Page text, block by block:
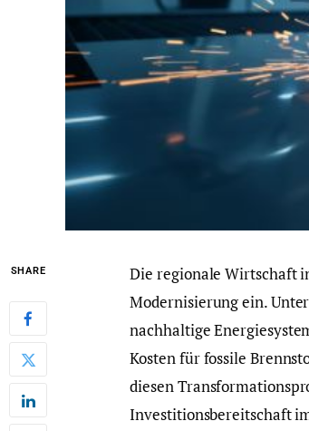
SHARE
Die regionale Wirtschaft
Modernisierung ein.
nachhaltige
Kosten für fossile
diesen
Investitionsbereitschaft